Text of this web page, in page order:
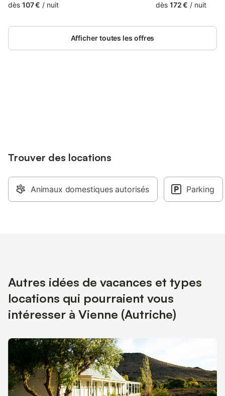
Vienna, 11 km from Vienna Prater. The air-
dès 107 € / nuit
dans le bâtiment
du vinaigre et de
dès 172 € / nuit
Afficher toutes les offres
Trouver des locations
Animaux domestiques autorisés Parking
Autres idées de vacances et types
locations qui pourraient vous
intéresser à Vienne (Autriche)